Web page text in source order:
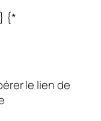
{*
le lien de